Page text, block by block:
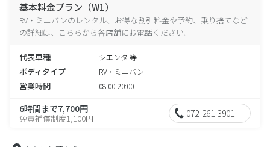
基本料金プラン（W1）
RV・ミニバンのレンタル、お得な割引料金や予約、乗り捨てなど
の詳細は、こちらから各店舗にお電話ください。
代表車種 シエンタ 等
ボディタイプ RV・ミニバン
営業時間 08:00-20:00
6時間まで7,700円
免責補償制度1,100円 072-261-3901